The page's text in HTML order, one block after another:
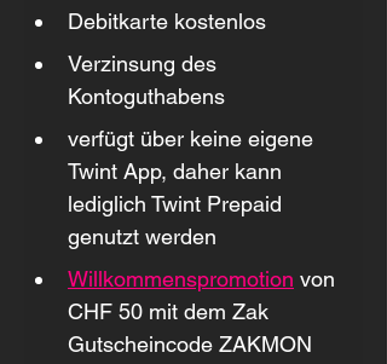
Debitkarte kostenlos
Verzinsung des
Kontoguthabens
verfügt über keine eigene
Twint App, daher kann
lediglich Twint Prepaid
genutzt werden
Willkommenspromotion von
CHF 50 mit dem Zak
Gutscheincode ZAKMON